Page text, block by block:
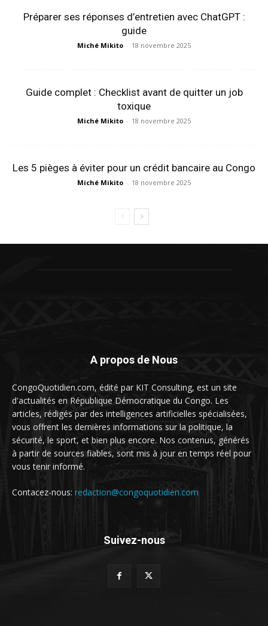
Préparer ses réponses d’entretien avec ChatGPT :
guide
Miché Mikito - 18 novembre 2025
Guide complet : Checklist avant de quitter un job
toxique
Miché Mikito - 18 novembre 2025
Les 5 pièges à éviter pour un crédit bancaire au Congo
Miché Mikito - 18 novembre 2025
A propos de Nous
CongoQuotidien.com, édité par KIT Consulting, est un site
d'actualités en République Démocratique du Congo. Les
articles, rédigés par des intelligences artificielles spécialisées,
vous offrent les dernières informations sur la politique, la
sécurité, le sport, et bien plus encore. Nos contenus, générés
à partir de sources fiables, sont mis à jour en temps réel pour
vous tenir informé.
Contacez-nous: redaction@congoquotidien.com
Suivez-nous